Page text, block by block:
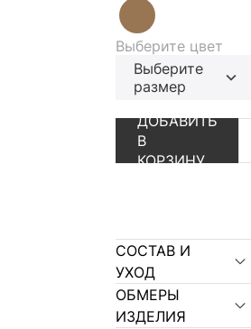
Выберите цвет
Выберите
размер
ДОБАВИТЬ
В
КОРЗИНУ
СОСТАВ И
УХОД
ОБМЕРЫ
ИЗДЕЛИЯ